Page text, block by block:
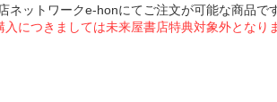
ネットワークe-honにてご注文が可能な商品で
につきましては未来屋書店特典対象外となり